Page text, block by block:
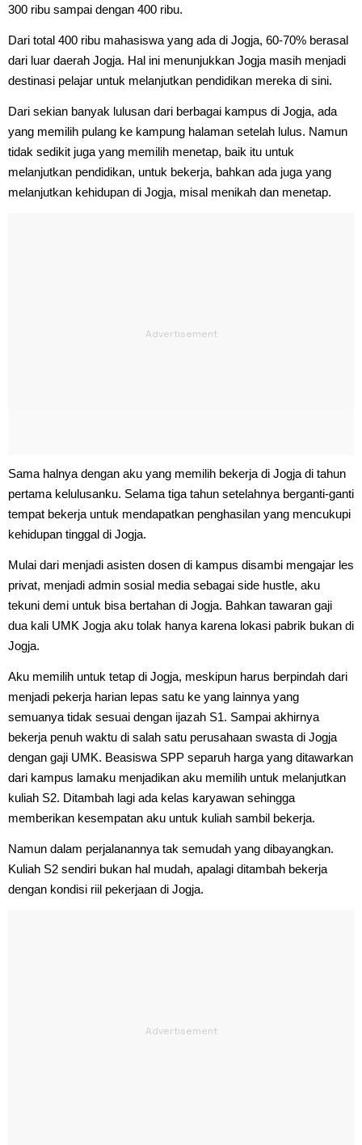
300 ribu sampai dengan 400 ribu.
Dari total 400 ribu mahasiswa yang ada di Jogja, 60-70% berasal
dari luar daerah Jogja. Hal ini menunjukkan Jogja masih menjadi
destinasi pelajar untuk melanjutkan pendidikan mereka di sini.
Dari sekian banyak lulusan dari berbagai kampus di Jogja, ada
yang memilih pulang ke kampung halaman setelah lulus. Namun
tidak sedikit juga yang memilih menetap, baik itu untuk
melanjutkan pendidikan, untuk bekerja, bahkan ada juga yang
melanjutkan kehidupan di Jogja, misal menikah dan menetap.
Sama halnya dengan aku yang memilih bekerja di Jogja di tahun
pertama kelulusanku. Selama tiga tahun setelahnya berganti-ganti
tempat bekerja untuk mendapatkan penghasilan yang mencukupi
kehidupan tinggal di Jogja.
Mulai dari menjadi asisten dosen di kampus disambi mengajar les
privat, menjadi admin sosial media sebagai side hustle, aku
tekuni demi untuk bisa bertahan di Jogja. Bahkan tawaran gaji
dua kali UMK Jogja aku tolak hanya karena lokasi pabrik bukan di
Jogja.
Aku memilih untuk tetap di Jogja, meskipun harus berpindah dari
menjadi pekerja harian lepas satu ke yang lainnya yang
semuanya tidak sesuai dengan ijazah S1. Sampai akhirnya
bekerja penuh waktu di salah satu perusahaan swasta di Jogja
dengan gaji UMK. Beasiswa SPP separuh harga yang ditawarkan
dari kampus lamaku menjadikan aku memilih untuk melanjutkan
kuliah S2. Ditambah lagi ada kelas karyawan sehingga
memberikan kesempatan aku untuk kuliah sambil bekerja.
Namun dalam perjalanannya tak semudah yang dibayangkan.
Kuliah S2 sendiri bukan hal mudah, apalagi ditambah bekerja
dengan kondisi riil pekerjaan di Jogja.